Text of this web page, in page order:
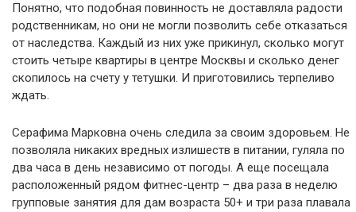
Понятно, что подобная повинность не доставляла радости
родственникам, но они не могли позволить себе отказаться
от наследства. Каждый из них уже прикинул, сколько могут
стоить четыре квартиры в центре Москвы и сколько денег
скопилось на счету у тетушки. И приготовились терпеливо
ждать.
Серафима Марковна очень следила за своим здоровьем. Не
позволяла никаких вредных излишеств в питании, гуляла по
два часа в день независимо от погоды. А еще посещала
расположенный рядом фитнес-центр – два раза в неделю
групповые занятия для дам возраста 50+ и три раза плавала